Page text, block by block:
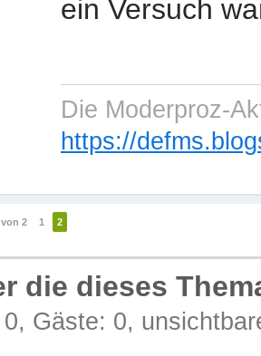
ein Versuch
Die Moderproz-
https://
2 1 2
die dieses
Gäste: 0,